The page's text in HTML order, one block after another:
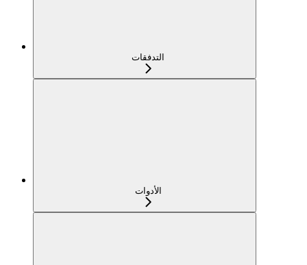
التدفقات
الأدوات